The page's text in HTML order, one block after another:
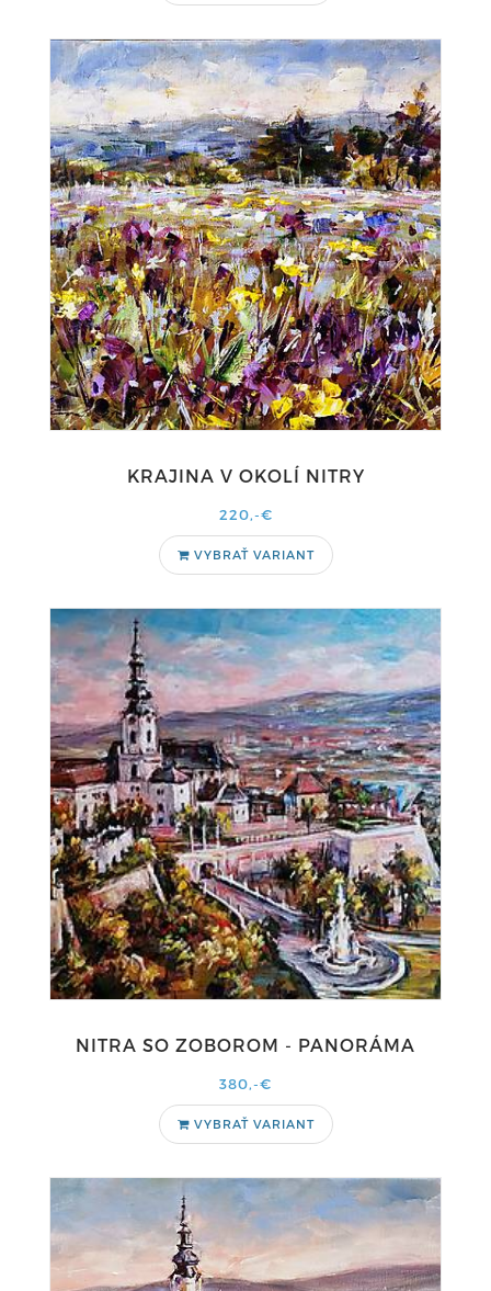
KRAJINA V OKOLÍ NITRY
220,-€
VYBRAŤ VARIANT
NITRA SO ZOBOROM - PANORÁMA
380,-€
VYBRAŤ VARIANT